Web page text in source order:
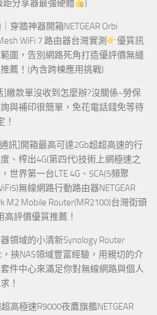
距分享器最強硬體 )
穿牆神器開箱NETGEAR Orbi
WiFi 7 路由器台灣實測
優質訊
圍，告別網路死角打造優評價無縫
推薦！(內含跨棟應用挑戰)
]繳款單沒收到怎麼辦?沒關係~勞保
與補印很簡單，免花電話錢免等待
！
訊]開箱最高可達2Gb超超高速的行
、榨出4G(第四代)技術上網極速之
世界第一台LTE 4G、5CA(5頻聚
無線網路行動路由器NETGEAR
M2 Mobile Router(MR2100)台灣街頭
高評價優質推薦！
領域的小清新Synology Router
，挾NAS領域豐富經驗，用親切的介
件中心來滿足你對無線網路與個人
！
超高極速R9000夜鷹旗艦NETGEAR